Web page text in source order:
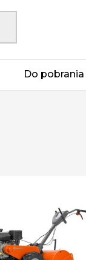
Do pobrania